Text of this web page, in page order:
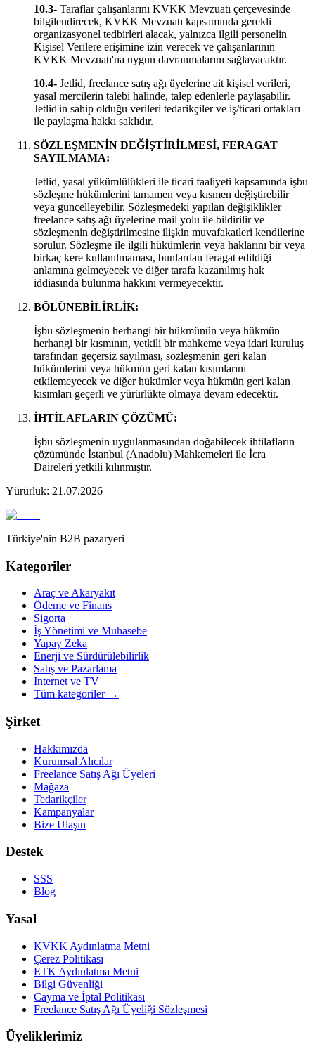
10.3- Taraflar çalışanlarını KVKK Mevzuatı çerçevesinde
bilgilendirecek, KVKK Mevzuatı kapsamında gerekli
organizasyonel tedbirleri alacak, yalnızca ilgili personelin
Kişisel Verilere erişimine izin verecek ve çalışanlarının
KVKK Mevzuatı'na uygun davranmalarını sağlayacaktır.
10.4- Jetlid, freelance satış ağı üyelerine ait kişisel verileri,
yasal mercilerin talebi halinde, talep edenlerle paylaşabilir.
Jetlid'in sahip olduğu verileri tedarikçiler ve iş/ticari ortakları
ile paylaşma hakkı saklıdır.
SÖZLEŞMENİN DEĞİŞTİRİLMESİ, FERAGAT
SAYILMAMA:
Jetlid, yasal yükümlülükleri ile ticari faaliyeti kapsamında işbu
sözleşme hükümlerini tamamen veya kısmen değiştirebilir
veya güncelleyebilir. Sözleşmedeki yapılan değişiklikler
freelance satış ağı üyelerine mail yolu ile bildirilir ve
sözleşmenin değiştirilmesine ilişkin muvafakatleri kendilerine
sorulur. Sözleşme ile ilgili hükümlerin veya haklarını bir veya
birkaç kere kullanılmaması, bunlardan feragat edildiği
anlamına gelmeyecek ve diğer tarafa kazanılmış hak
iddiasında bulunma hakkını vermeyecektir.
BÖLÜNEBİLİRLİK:
İşbu sözleşmenin herhangi bir hükmünün veya hükmün
herhangi bir kısmının, yetkili bir mahkeme veya idari kuruluş
tarafından geçersiz sayılması, sözleşmenin geri kalan
hükümlerini veya hükmün geri kalan kısımlarını
etkilemeyecek ve diğer hükümler veya hükmün geri kalan
kısımları geçerli ve yürürlükte olmaya devam edecektir.
İHTİLAFLARIN ÇÖZÜMÜ:
İşbu sözleşmenin uygulanmasından doğabilecek ihtilafların
çözümünde İstanbul (Anadolu) Mahkemeleri ile İcra
Daireleri yetkili kılınmıştır.
Yürürlük: 21.07.2026
Türkiye'nin B2B pazaryeri
Kategoriler
Araç ve Akaryakıt
Ödeme ve Finans
Sigorta
İş Yönetimi ve Muhasebe
Yapay Zeka
Enerji ve Sürdürülebilirlik
Satış ve Pazarlama
Internet ve TV
Tüm kategoriler→
Şirket
Hakkımızda
Kurumsal Alıcılar
Freelance Satış Ağı Üyeleri
Mağaza
Tedarikçiler
Kampanyalar
Bize Ulaşın
Destek
SSS
Blog
Yasal
KVKK Aydınlatma Metni
Çerez Politikası
ETK Aydınlatma Metni
Bilgi Güvenliği
Cayma ve İptal Politikası
Freelance Satış Ağı Üyeliği Sözleşmesi
Üyeliklerimiz